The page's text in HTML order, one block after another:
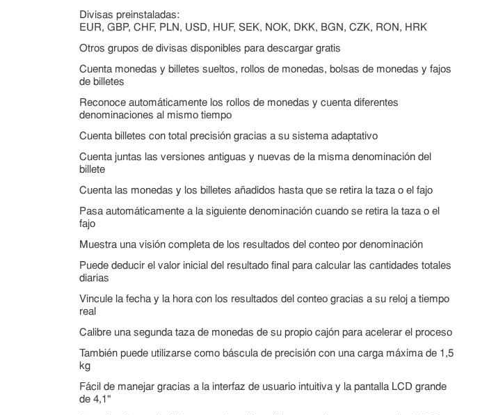
Divisas preinstaladas:
EUR, GBP, CHF, PLN, USD, HUF, SEK, NOK, DKK, BGN, CZK, RON, HRK
Otros grupos de divisas disponibles para descargar gratis
Cuenta monedas y billetes sueltos, rollos de monedas, bolsas de monedas y fajos
de billetes
Reconoce automáticamente los rollos de monedas y cuenta diferentes
denominaciones al mismo tiempo
Cuenta billetes con total precisión gracias a su sistema adaptativo
Cuenta juntas las versiones antiguas y nuevas de la misma denominación del
billete
Cuenta las monedas y los billetes añadidos hasta que se retira la taza o el fajo
Pasa automáticamente a la siguiente denominación cuando se retira la taza o el
fajo
Muestra una visión completa de los resultados del conteo por denominación
Puede deducir el valor inicial del resultado final para calcular las cantidades totales
diarias
Vincule la fecha y la hora con los resultados del conteo gracias a su reloj a tiempo
real
Calibre una segunda taza de monedas de su propio cajón para acelerar el proceso
También puede utilizarse como báscula de precisión con una carga máxima de 1,5
kg
Fácil de manejar gracias a la interfaz de usuario intuitiva y la pantalla LCD grande
de 4,1"